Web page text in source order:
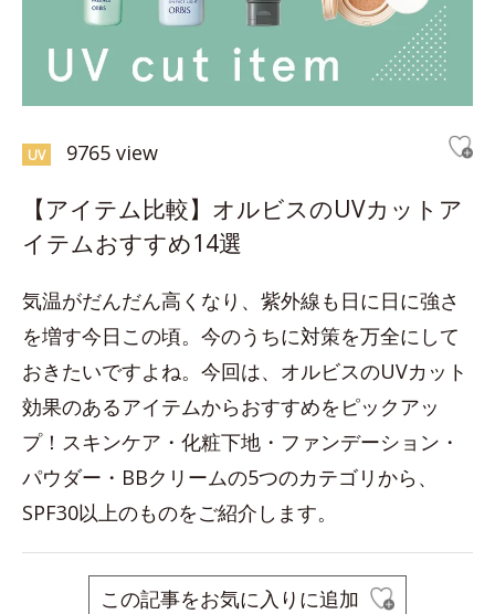
UV 9765 view
【アイテム比較】オルビスのUVカットア
イテムおすすめ14選
気温がだんだん高くなり、紫外線も日に日に強さ
を増す今日この頃。今のうちに対策を万全にして
おきたいですよね。今回は、オルビスのUVカット
効果のあるアイテムからおすすめをピックアッ
プ！スキンケア・化粧下地・ファンデーション・
パウダー・BBクリームの5つのカテゴリから、
SPF30以上のものをご紹介します。
この記事をお気に入りに追加